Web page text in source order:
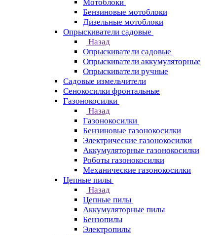
Мотоблоки
Бензиновые мотоблоки
Дизельные мотоблоки
Опрыскиватели садовые
Назад
Опрыскиватели садовые
Опрыскиватели аккумуляторные
Опрыскиватели ручные
Садовые измельчители
Сенокосилки фронтальные
Газонокосилки
Назад
Газонокосилки
Бензиновые газонокосилки
Электрические газонокосилки
Аккумуляторные газонокосилки
Роботы газонокосилки
Механические газонокосилки
Цепные пилы
Назад
Цепные пилы
Аккумуляторные пилы
Бензопилы
Электропилы